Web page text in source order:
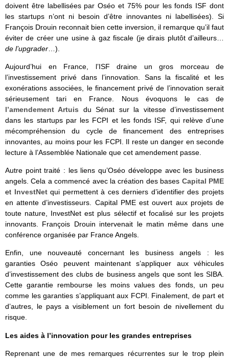
doivent être labellisées par Oséo et 75% pour les fonds ISF dont
les startups n’ont ni besoin d’être innovantes ni labellisées). Si
François Drouin reconnait bien cette inversion, il remarque qu’il faut
éviter de créer une usine à gaz fiscale (je dirais plutôt d’ailleurs…
de l’upgrader…).
Aujourd’hui en France, l’ISF draine un gros morceau de
l’investissement privé dans l’innovation. Sans la fiscalité et les
exonérations associées, le financement privé de l’innovation serait
sérieusement tari en France. Nous évoquons le cas de
l’amendement Artuis du Sénat sur la vitesse d’investissement
dans les startups par les FCPI et les fonds ISF, qui relève d’une
mécompréhension du cycle de financement des entreprises
innovantes, au moins pour les FCPI. Il reste un danger en seconde
lecture à l’Assemblée Nationale que cet amendement passe.
Autre point traité : les liens qu’Oséo développe avec les business
angels. Cela a commencé avec la création des bases Capital PME
et InvestNetqui permettent à ces derniers d’identifier des projets
en attente d’investisseurs. Capital PME est ouvert aux projets de
toute nature, InvestNet est plus sélectif et focalisé sur les projets
innovants. François Drouin intervenait le matin même dans une
conférence organisée par France Angels.
Enfin, une nouveauté concernant les business angels : les
garanties Oséo peuvent maintenant s’appliquer aux véhicules
d’investissement des clubs de business angels que sont les SIBA.
Cette garantie rembourse les moins values des fonds, un peu
comme les garanties s’appliquant aux FCPI. Finalement, de part et
d’autres, le pays a visiblement un fort besoin de nivellement du
risque.
Les aides à l’innovation pour les grandes entreprises
Reprenant une de mes remarques récurrentes sur le trop plein